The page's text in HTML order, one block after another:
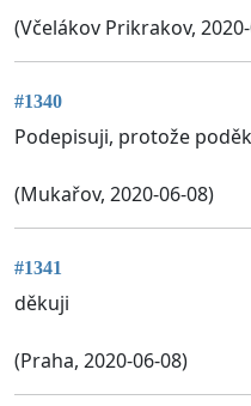
(Včelákov Prikrakov,
#1340
Podepisuji, protože
(Mukařov, 2020-06-08)
#1341
děkuji
(Praha, 2020-06-08)